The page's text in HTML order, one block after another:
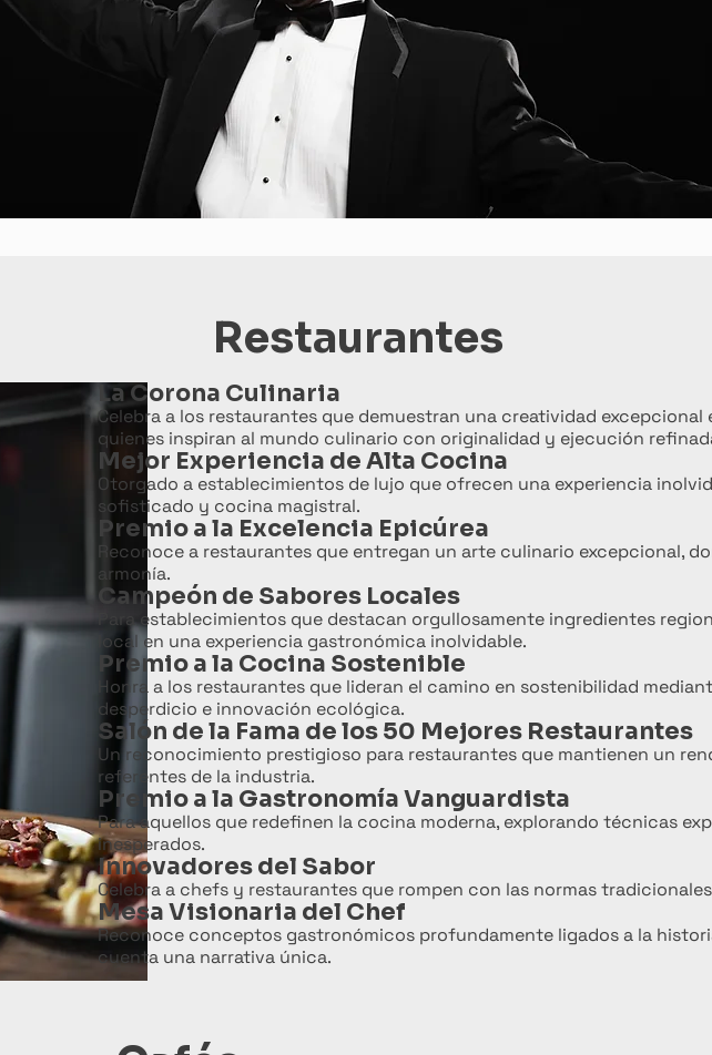
Restaurantes
La Corona Culinaria
Celebra a los restaurantes que demuestran una creatividad
quienes inspiran al mundo culinario con originalidad y ejecución
Mejor Experiencia de Alta Cocina
Otorgado a establecimientos de lujo que ofrecen una experiencia
sofisticado y cocina magistral.
Premio a la Excelencia Epicúrea
Reconoce a restaurantes que entregan un arte culinario excepcional,
armonía.
Campeón de Sabores Locales
Para establecimientos que destacan orgullosamente ingredientes
local en una experiencia gastronómica inolvidable.
Premio a la Cocina Sostenible
Honra a los restaurantes que lideran el camino en sostenibilidad
desperdicio e innovación ecológica.
Salón de la Fama de los 50 Mejores Restaurantes
Un reconocimiento prestigioso para restaurantes que mantienen un
referentes de la industria.
Premio a la Gastronomía Vanguardista
Para aquellos que redefinen la cocina moderna, explorando técnicas
inesperados.
Innovadores del Sabor
Celebra a chefs y restaurantes que rompen con las normas
Mesa Visionaria del Chef
Reconoce conceptos gastronómicos profundamente ligados a la
cuenta una narrativa única.